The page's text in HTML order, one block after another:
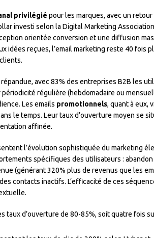
privilégié pour les marques, avec un retour
investi selon la Digital Marketing
orientée conversion et une diffusion
idées reçues, l’email marketing reste 40 fois
avec 83% des entreprises B2B les
régulière (hebdomadaire ou
Les emails promotionnels, quant à eux,
le temps. Leur taux d’ouverture moyen se
affinée.
l’évolution sophistiquée du marketing
spécifiques des utilisateurs :
(générant 320% plus de revenus que les
contacts inactifs. L’efficacité de ces
taux d’ouverture de 80-85%, soit quatre fois